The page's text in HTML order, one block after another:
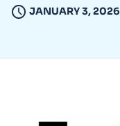
JANUARY 3, 2026